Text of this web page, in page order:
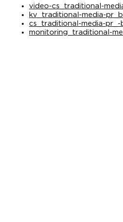
video-cs_traditional-
kv_traditional-media-
cs_traditional-media-
monitoring_traditional-